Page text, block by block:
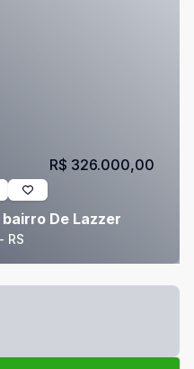
De Lazzer
RS
R$ 326.000,00